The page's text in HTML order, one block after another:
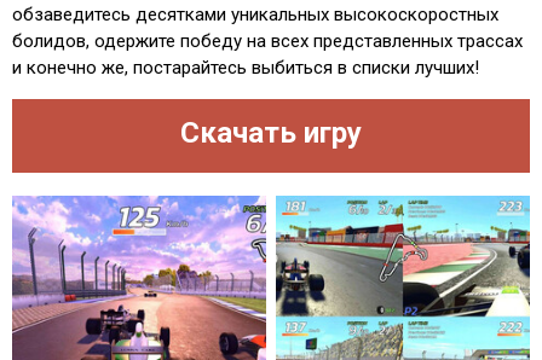
обзаведитесь десятками уникальных высокоскоростных
болидов, одержите победу на всех представленных трассах
и конечно же, постарайтесь выбиться в списки лучших!
Скачать игру